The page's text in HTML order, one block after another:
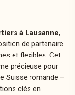
à Lausanne,
de partenaire
et flexibles. Cet
précieuse pour
Suisse romande –
clés en